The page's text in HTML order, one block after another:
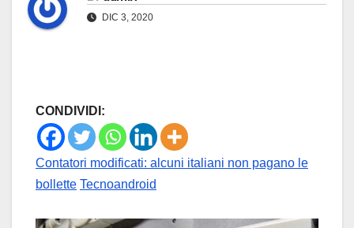
DIC 3, 2020
CONDIVIDI:
Contatori modificati: alcuni italiani non pagano le
bollette Tecnoandroid